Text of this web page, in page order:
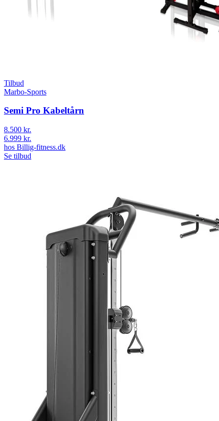
Tilbud
Marbo-Sports
Semi Pro Kabeltårn
8.500 kr.
6.999 kr.
hos Billig-fitness.dk
Se tilbud